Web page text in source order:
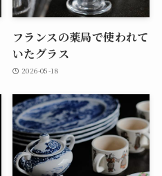
フランスの薬局で使われて
いたグラス
2026-05-18